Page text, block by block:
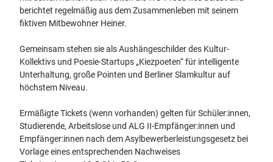
Bühne
nkunst
in der Region
gestellte
Fragen
berichtet regelmäßig aus dem Zusammenleben mit seinem
fiktiven Mitbewohner Heiner.
Gemeinsam stehen sie als Aushängeschilder des Kultur-
Kollektivs und Poesie-Startups „Kiezpoeten“ für intelligente
Unterhaltung, große Pointen und Berliner Slamkultur auf
höchstem Niveau.
Ermäßigte Tickets (wenn vorhanden) gelten für Schüler:innen,
Studierende, Arbeitslose und ALG II-Empfänger:innen und
Empfänger:innen nach dem Asylbewerberleistungsgesetz bei
Vorlage eines entsprechenden Nachweises